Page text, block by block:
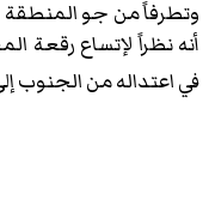
وتطرفاً من جو المنطقة
أنه نظراً لإتساع رقعة
في اعتداله من الجنوب